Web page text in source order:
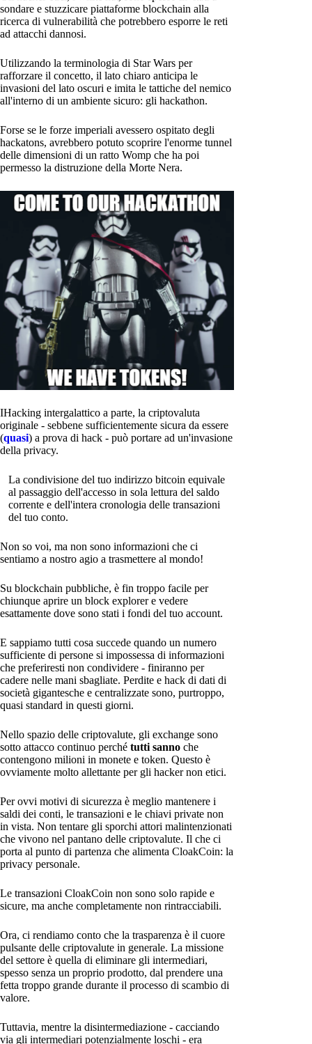
sondare e stuzzicare piattaforme blockchain alla
ricerca di vulnerabilità che potrebbero esporre le reti
ad attacchi dannosi.
Utilizzando la terminologia di Star Wars per
rafforzare il concetto, il lato chiaro anticipa le
invasioni del lato oscuri e imita le tattiche del nemico
all'interno di un ambiente sicuro: gli hackathon.
Forse se le forze imperiali avessero ospitato degli
hackatons, avrebbero potuto scoprire l'enorme tunnel
delle dimensioni di un ratto Womp che ha poi
permesso la distruzione della Morte Nera.
IHacking intergalattico a parte, la criptovaluta
originale - sebbene sufficientemente sicura da essere
(quasi) a prova di hack - può portare ad un'invasione
della privacy.
La condivisione del tuo indirizzo bitcoin equivale
al passaggio dell'accesso in sola lettura del saldo
corrente e dell'intera cronologia delle transazioni
del tuo conto.
Non so voi, ma non sono informazioni che ci
sentiamo a nostro agio a trasmettere al mondo!
Su blockchain pubbliche, è fin troppo facile per
chiunque aprire un block explorer e vedere
esattamente dove sono stati i fondi del tuo account.
E sappiamo tutti cosa succede quando un numero
sufficiente di persone si impossessa di informazioni
che preferiresti non condividere - finiranno per
cadere nelle mani sbagliate. Perdite e hack di dati di
società gigantesche e centralizzate sono, purtroppo,
quasi standard in questi giorni.
Nello spazio delle criptovalute, gli exchange sono
sotto attacco continuo perché tutti sanno che
contengono milioni in monete e token. Questo è
ovviamente molto allettante per gli hacker non etici.
Per ovvi motivi di sicurezza è meglio mantenere i
saldi dei conti, le transazioni e le chiavi private non
in vista. Non tentare gli sporchi attori malintenzionati
che vivono nel pantano delle criptovalute. Il che ci
porta al punto di partenza che alimenta CloakCoin: la
privacy personale.
Le transazioni CloakCoin non sono solo rapide e
sicure, ma anche completamente non rintracciabili.
Ora, ci rendiamo conto che la trasparenza è il cuore
pulsante delle criptovalute in generale. La missione
del settore è quella di eliminare gli intermediari,
spesso senza un proprio prodotto, dal prendere una
fetta troppo grande durante il processo di scambio di
valore.
Tuttavia, mentre la disintermediazione - cacciando
via gli intermediari potenzialmente loschi - era